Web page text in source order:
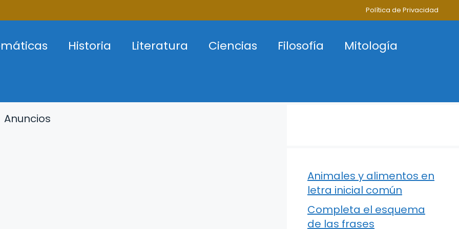
Política de Privacidad
Historia Literatura Ciencias Filosofía
Mitología
Anuncios
Animales y alimentos en
letra inicial común
Completa el esquema
de las frases